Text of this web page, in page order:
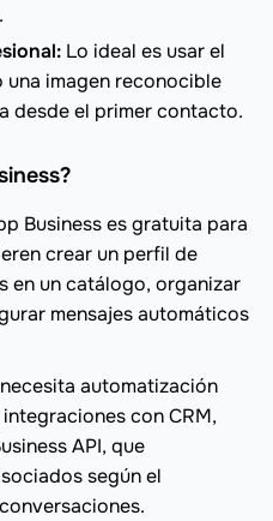
Lo ideal es usar el
imagen reconocible
desde el primer contacto.
Business es gratuita para
crear un perfil de
en un catálogo, organizar
mensajes automáticos
automatización
con CRM,
API, que
según el